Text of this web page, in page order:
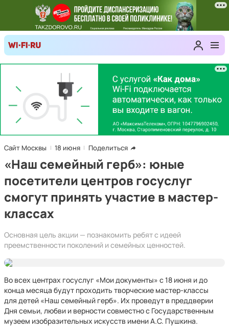
Сайт Москвы 18 июня Поделиться
«Наш семейный герб»: юные
посетители центров госуслуг
смогут принять участие в мастер-
классах
Основная цель акции — познакомить ребят с идеей
преемственности поколений и семейных ценностей.
Во всех центрах госуслуг «Мои документы» с 18 июня и до
конца месяца будут проходить творческие мастер-классы
для детей «Наш семейный герб». Их проведут в преддверии
Дня семьи, любви и верности совместно с Государственным
музеем изобразительных искусств имени А.С. Пушкина.